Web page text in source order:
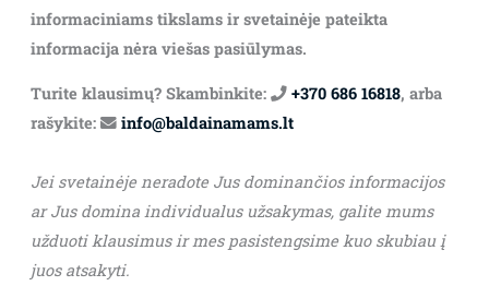
informaciniams tikslams ir svetainėje pateikta
informacija nėra viešas pasiūlymas.
Turite klausimų? Skambinkite: +370 686 16818, arba
rašykite:
info@baldainamams.lt
Jei svetainėje neradote Jus dominančios informacijos
ar Jus domina individualus užsakymas, galite mums
užduoti klausimus ir mes pasistengsime kuo skubiau į
juos atsakyti.